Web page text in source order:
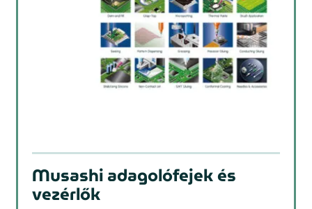
Musashi adagolófejek és
vezérlők